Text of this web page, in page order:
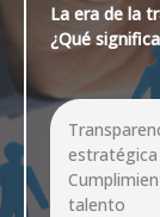
La era de la
¿Qué
talento